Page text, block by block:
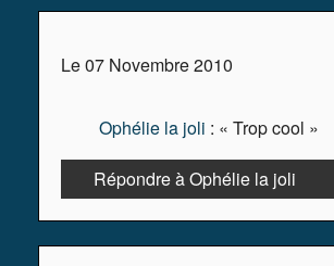
Le 07 Novembre 2010
Ophélie la joli : « Trop cool »
Répondre à Ophélie la joli